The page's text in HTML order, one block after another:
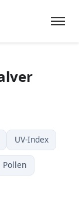
UV-Index
Pollen